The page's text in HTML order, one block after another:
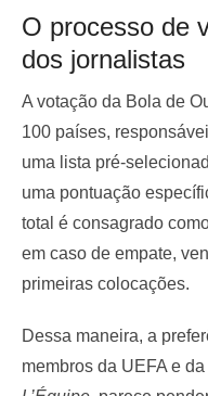
O processo de
dos jornalistas
A votação da Bola de
100 países,
uma lista pré-
uma pontuação
total é consagrado
em caso de empate,
primeiras colocações.
Dessa maneira, a
membros da UEFA e